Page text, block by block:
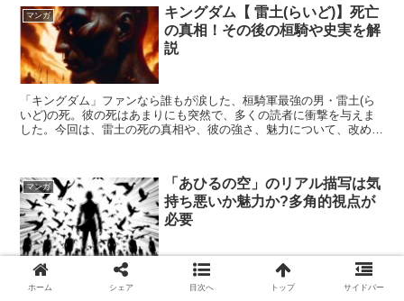
マンガ
キングダム【 雷土(らいど)】死亡
の真相！その後の桓騎や史実を解
説
「キングダム」ファンなら誰もが涙した、桓騎軍最強の男・雷土(ら
いど)の死。彼の死はあまりにも突然で、多くの読者に衝撃を与えま
した。今回は、雷土の死の真相や、彼の強さ、魅力について、改めて
マンガ
「あひるの空」のリアル描写は気
持ち悪いか魅力か?多角的視点が
必要
人気漫画「あひるの空」は、そのリアルな描写から一部の読者には
「気持ち悪い」と感じられている。しかし、支持するファンも少なく
ホーム シェア 目次へ トップ サイドバー